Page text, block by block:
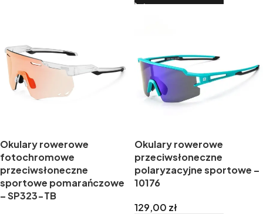
Okulary rowerowe
fotochromowe
przeciwsłoneczne
sportowe pomarańczowe
– SP323-TB
Okulary rowerowe
przeciwsłoneczne
polaryzacyjne sportowe –
10176
129,00 zł